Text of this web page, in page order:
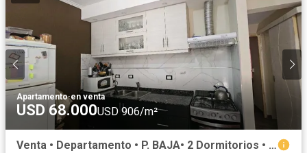
Apartamento·en venta
USD 68.000USD 906/m²
Venta • Departamento • P. BAJA• 2 Dormitorios • Luzuriaga Maipú